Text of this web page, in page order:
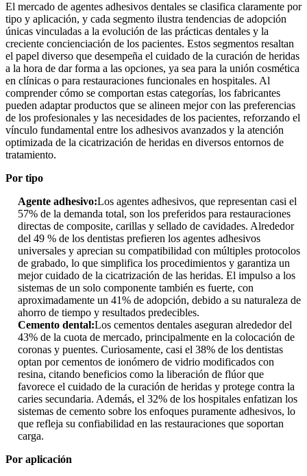
El mercado de agentes adhesivos dentales se clasifica claramente por
tipo y aplicación, y cada segmento ilustra tendencias de adopción
únicas vinculadas a la evolución de las prácticas dentales y la
creciente concienciación de los pacientes. Estos segmentos resaltan
el papel diverso que desempeña el cuidado de la curación de heridas
a la hora de dar forma a las opciones, ya sea para la unión cosmética
en clínicas o para restauraciones funcionales en hospitales. Al
comprender cómo se comportan estas categorías, los fabricantes
pueden adaptar productos que se alineen mejor con las preferencias
de los profesionales y las necesidades de los pacientes, reforzando el
vínculo fundamental entre los adhesivos avanzados y la atención
optimizada de la cicatrización de heridas en diversos entornos de
tratamiento.
Por tipo
Agente adhesivo:Los agentes adhesivos, que representan casi el
57% de la demanda total, son los preferidos para restauraciones
directas de composite, carillas y sellado de cavidades. Alrededor
del 49 % de los dentistas prefieren los agentes adhesivos
universales y aprecian su compatibilidad con múltiples protocolos
de grabado, lo que simplifica los procedimientos y garantiza un
mejor cuidado de la cicatrización de las heridas. El impulso a los
sistemas de un solo componente también es fuerte, con
aproximadamente un 41% de adopción, debido a su naturaleza de
ahorro de tiempo y resultados predecibles.
Cemento dental:Los cementos dentales aseguran alrededor del
43% de la cuota de mercado, principalmente en la colocación de
coronas y puentes. Curiosamente, casi el 38% de los dentistas
optan por cementos de ionómero de vidrio modificados con
resina, citando beneficios como la liberación de flúor que
favorece el cuidado de la curación de heridas y protege contra la
caries secundaria. Además, el 32% de los hospitales enfatizan los
sistemas de cemento sobre los enfoques puramente adhesivos, lo
que refleja su confiabilidad en las restauraciones que soportan
carga.
Por aplicación